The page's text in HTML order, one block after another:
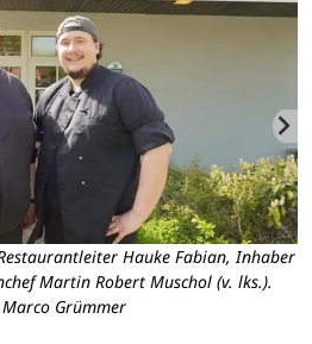
Hauke Fabian, Inhaber
Martin Robert Muschol (v. lks.).
Grümmer